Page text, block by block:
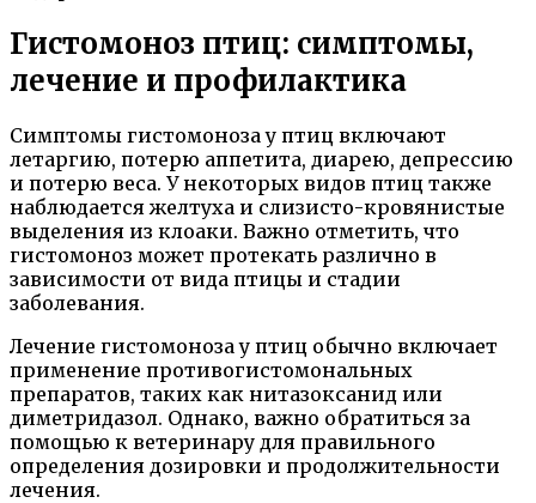
Гистомоноз птиц: симптомы,
лечение и профилактика
Симптомы гистомоноза у птиц включают
летаргию, потерю аппетита, диарею, депрессию
и потерю веса. У некоторых видов птиц также
наблюдается желтуха и слизисто-кровянистые
выделения из клоаки. Важно отметить, что
гистомоноз может протекать различно в
зависимости от вида птицы и стадии
заболевания.
Лечение гистомоноза у птиц обычно включает
применение противогистомональных
препаратов, таких как нитазоксанид или
диметридазол. Однако, важно обратиться за
помощью к ветеринару для правильного
определения дозировки и продолжительности
лечения.